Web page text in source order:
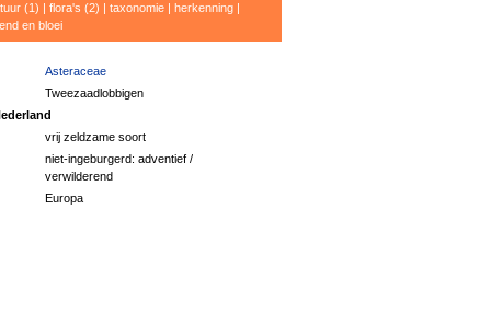
(1) | flora's (2) | taxonomie| herkenning|
en bloei
Asteraceae
Tweezaadlobbigen
vrij zeldzame soort
niet-ingeburgerd: adventief /
verwilderend
Europa